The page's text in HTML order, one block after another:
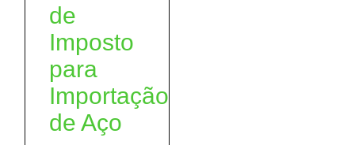
de
Imposto
para
Importação
de Aço